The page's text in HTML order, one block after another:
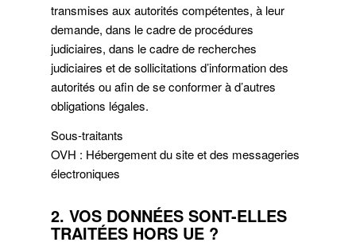
transmises aux autorités compétentes, à leur
demande, dans le cadre de procédures
judiciaires, dans le cadre de recherches
judiciaires et de sollicitations d’information des
autorités ou afin de se conformer à d’autres
obligations légales.
Sous-traitants
OVH : Hébergement du site et des messageries
électroniques
2. VOS DONNÉES SONT-ELLES
TRAITÉES HORS UE ?